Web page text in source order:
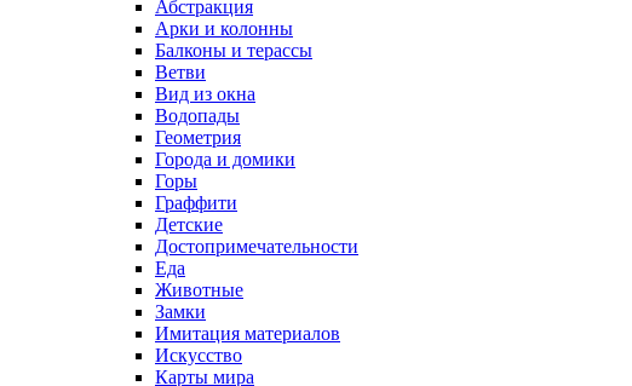
Абстракция
Арки и колонны
Балконы и терассы
Ветви
Вид из окна
Водопады
Геометрия
Города и домики
Горы
Граффити
Детские
Достопримечательности
Еда
Животные
Замки
Имитация материалов
Искусство
Карты мира